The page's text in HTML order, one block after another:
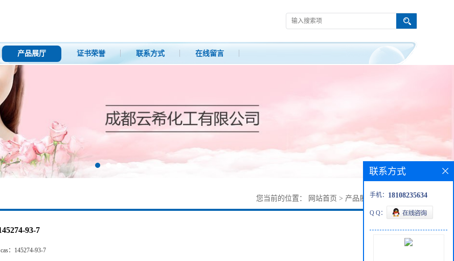
产品展厅 证书荣誉 联系方式 在线留言
您当前的位置： 网站首页 > 产品展厅 >145274-93-7
93-7
cas： 145274-93-7
联系方式
手机： 18108235634
Q Q：